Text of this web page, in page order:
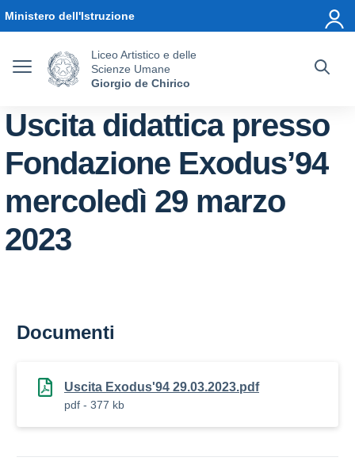
Ministero dell'Istruzione
Liceo Artistico e delle
Scienze Umane
Giorgio de Chirico
Uscita didattica presso
Fondazione Exodus’94
mercoledì 29 marzo
2023
Documenti
Uscita Exodus'94 29.03.2023.pdf
pdf - 377 kb